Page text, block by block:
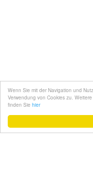
Wenn Sie mit der Navigation und
Verwendung von Cookies zu.
finden Sie hier